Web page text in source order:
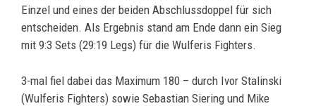
Einzel und eines der beiden Abschlussdoppel für sich
entscheiden. Als Ergebnis stand am Ende dann ein Sieg
mit 9:3 Sets (29:19 Legs) für die Wulferis Fighters.
3-mal fiel dabei das Maximum 180 – durch Ivor Stalinski
(Wulferis Fighters) sowie Sebastian Siering und Mike